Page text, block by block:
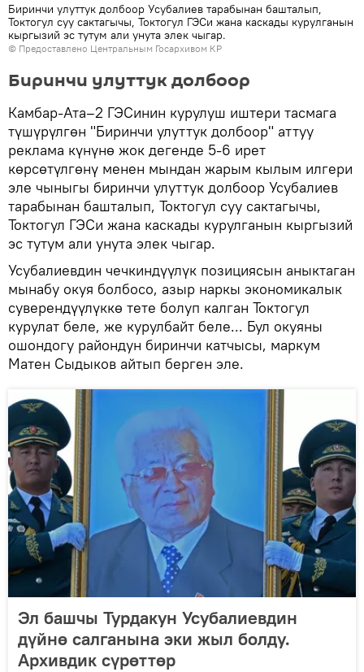
Биринчи улуттук долбоор Усубалиев тарабынан башталып,
Токтогул суу сактагычы, Токтогул ГЭСи жана каскады курулганын
кыргызий эс тутум али унута элек чыгар.
© Предоставлено Центральным Госархивом КР
Биринчи улуттук долбоор
Камбар-Ата–2 ГЭСинин курулуш иштери тасмага
түшүрүлгөн "Биринчи улуттук долбоор" аттуу
реклама күнүнө жок дегенде 5-6 ирет
көрсөтүлгөнү менен мындан жарым кылым илгери
эле чыныгы биринчи улуттук долбоор Усубалиев
тарабынан башталып, Токтогул суу сактагычы,
Токтогул ГЭСи жана каскады курулганын кыргызий
эс тутум али унута элек чыгар.
Усубалиевдин чечкиндүүлүк позициясын аныктаган
мынабу окуя болбосо, азыр наркы экономикалык
суверендүүлүккө тете болуп калган Токтогул
курулат беле, же курулбайт беле... Бул окуяны
ошондогу райондун биринчи катчысы, маркум
Матен Сыдыков айтып берген эле.
Эл башчы Турдакун Усубалиевдин
дүйнө салганына эки жыл болду.
Архивдик сүрөттөр